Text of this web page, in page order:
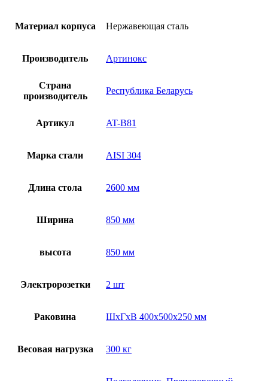
Материал корпуса Нержавеющая сталь
Производитель Артинокс
Страна
производитель
Республика Беларусь
Артикул AT-B81
Марка стали AISI 304
Длина стола 2600 мм
Ширина 850 мм
высота 850 мм
Электророзетки 2 шт
Раковина ШхГхВ 400х500х250 мм
Весовая нагрузка 300 кг